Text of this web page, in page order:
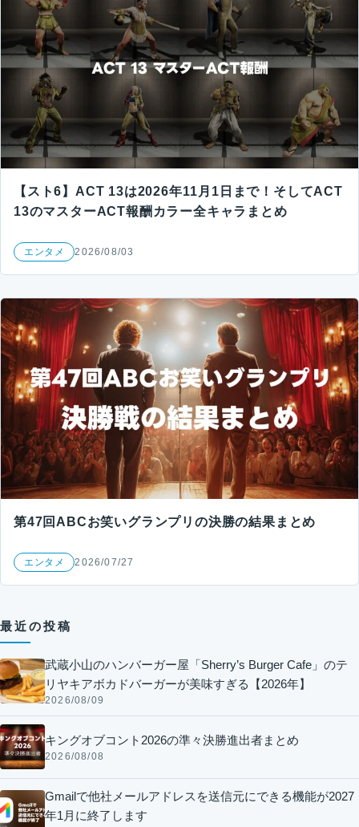
【スト6】ACT 13は2026年11月1日まで！そしてACT
13のマスターACT報酬カラー全キャラまとめ
エンタメ 2026/08/03
第47回ABCお笑いグランプリの決勝の結果まとめ
エンタメ 2026/07/27
最近の投稿
武蔵小山のハンバーガー屋「Sherry’s Burger Cafe」のテ
リヤキアボカドバーガーが美味すぎる【2026年】
2026/08/09
キングオブコント2026の準々決勝進出者まとめ
2026/08/08
Gmailで他社メールアドレスを送信元にできる機能が2027
年1月に終了します